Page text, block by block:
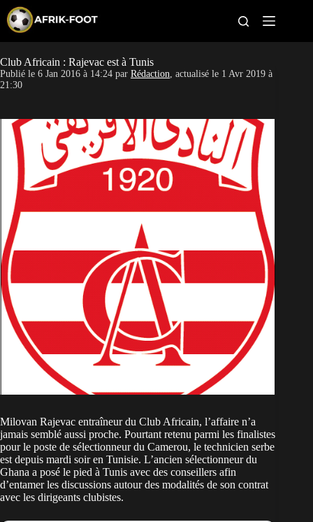
p
o
c
t
CAN féminine
Pays
Clubs
Classement
Paris sportifs
Club Africain : Rajevac est à Tunis
Publié le 6 Jan 2016 à 14:24 par Rédaction, actualisé le 1 Avr 2019 à
21:30
Milovan Rajevac entraîneur du Club Africain, l’affaire n’a
jamais semblé aussi proche. Pourtant retenu parmi les finalistes
pour le poste de sélectionneur du Camerou, le technicien serbe
est depuis mardi soir en Tunisie. L’ancien sélectionneur du
Ghana a posé le pied à Tunis avec des conseillers afin
d’entamer les discussions autour des modalités de son contrat
avec les dirigeants clubistes.